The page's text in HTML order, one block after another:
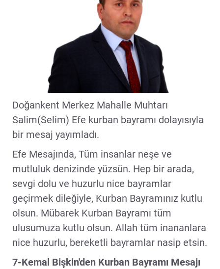
Doğankent Merkez Mahalle Muhtarı
Salim(Selim) Efe kurban bayramı dolayısıyla
bir mesaj yayımladı.
Efe Mesajında, Tüm insanlar neşe ve
mutluluk denizinde yüzsün. Hep bir arada,
sevgi dolu ve huzurlu nice bayramlar
geçirmek dileğiyle, Kurban Bayramınız kutlu
olsun. Mübarek Kurban Bayramı tüm
ulusumuza kutlu olsun. Allah tüm inananlara
nice huzurlu, bereketli bayramlar nasip etsin.
7-Kemal Bişkin'den Kurban Bayramı Mesajı